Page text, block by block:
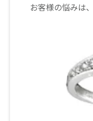
お客様の悩みは、